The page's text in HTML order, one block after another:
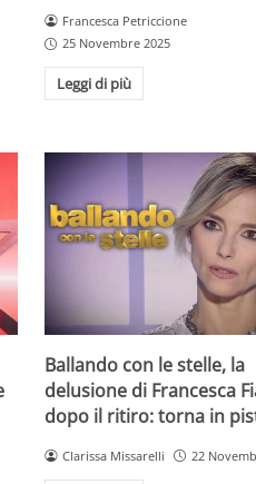
Francesca Petriccione
25 Novembre 2025
Leggi di più
Ballando con le stelle, la
delusione di Francesca
dopo il ritiro: torna in
Clarissa Missarelli 22